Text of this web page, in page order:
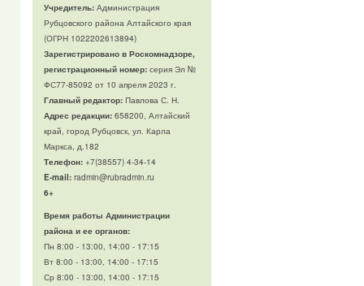
Учредитель:Администрация
Рубцовского района Алтайского края
(ОГРН 1022202613894)
Зарегистрировано в Роскомнадзоре,
регистрационный номер:серия Эл №
ФС77-85092 от 10 апреля 2023 г.
Главный редактор:Павлова С. Н.
Адрес редакции:658200, Алтайский
край, город Рубцовск, ул. Карла
Маркса, д.182
Телефон:+7(38557) 4-34-14
E-mail:radmin@rubradmin.ru
6+
Время работы Администрации
района и ее органов:
Пн 8:00 - 13:00, 14:00 - 17:15
Вт 8:00 - 13:00, 14:00 - 17:15
Ср 8:00 - 13:00, 14:00 - 17:15